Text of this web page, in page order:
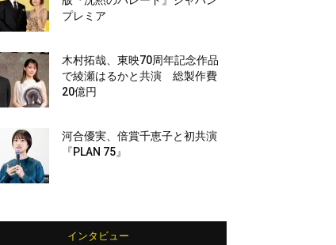
プレミア
木村拓哉、東映70周年記念作品
で綾瀬はるかと共演 総製作費
20億円
河合優実、倍賞千恵子と初共演
『PLAN 75』
インタビュー